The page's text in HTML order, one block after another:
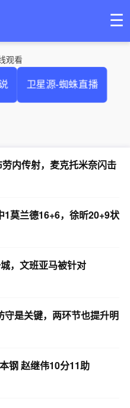
☰
观看
卫星源-蜘蛛直播
内传射，麦克托米奈闪击
莫兰德16+6，徐昕20+9状
，文班亚马被针对
是关键，两环节也提升明
钢 赵继伟10分11助